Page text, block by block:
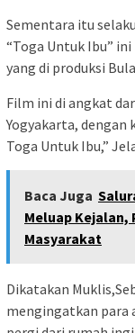
Sementara itu
“Toga Untuk Ibu”
yang di produksi
Film ini di angkat
Yogyakarta, dengan
Toga Untuk Ibu,”
Baca Juga
Meluap Kejalan,
Masyarakat
Dikatakan
mengingatkan para